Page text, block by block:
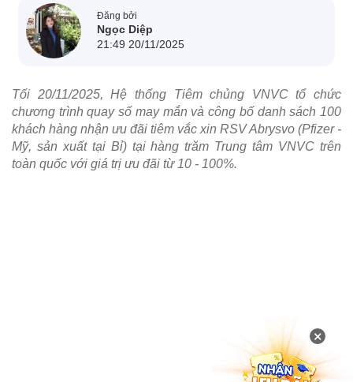
Đăng bởi
Ngọc Diệp
21:49 20/11/2025
Tối 20/11/2025, Hệ thống Tiêm chủng VNVC tổ chức
chương trình quay số may mắn và công bố danh sách 100
khách hàng nhận ưu đãi tiêm vắc xin RSV Abrysvo (Pfizer -
Mỹ, sản xuất tại Bỉ) tại hàng trăm Trung tâm VNVC trên
toàn quốc với giá trị ưu đãi từ 10 - 100%.
×